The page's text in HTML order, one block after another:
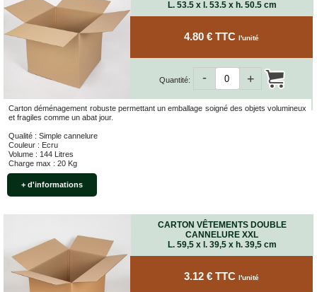
L. 53.5 x l. 53.5 x h. 50.5 cm
Carton déménagement robuste permettant un emballage soigné des objets volumineux
et fragiles comme un abat jour.
Qualité : Simple cannelure
Couleur : Ecru
Volume : 144 Litres
Charge max : 20 Kg
+ d'informations
4.80 € TTC l'unité
Quantité: +
-
CARTON VÊTEMENTS DOUBLE
CANNELURE XXL
L. 59,5 x l. 39,5 x h. 39,5 cm
3.12 € TTC l'unité